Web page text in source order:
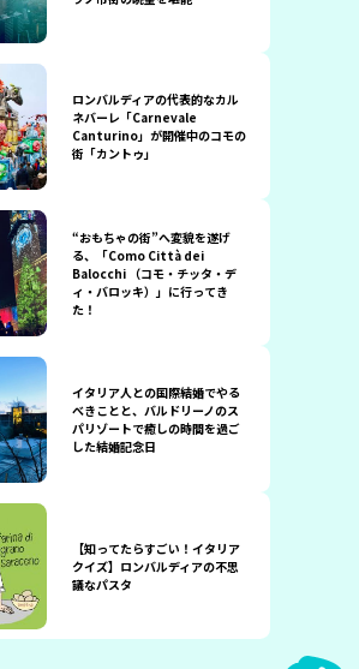
ロンバルディアの代表的なカル
ネバーレ「Carnevale
Canturino」が開催中のコモの
街「カントゥ」
“おもちゃの街”へ変貌を遂げ
る、「Como Città dei
Balocchi （コモ・チッタ・デ
ィ・バロッキ）」に行ってき
た！
イタリア人との国際結婚でやる
べきことと、バルドリーノのス
パリゾートで癒しの時間を過ご
した結婚記念日
【知ってたらすごい！イタリア
クイズ】ロンバルディアの不思
議なパスタ